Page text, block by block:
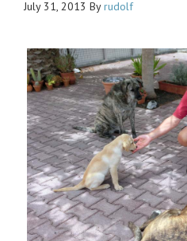
July 31, 2013 Byrudolf